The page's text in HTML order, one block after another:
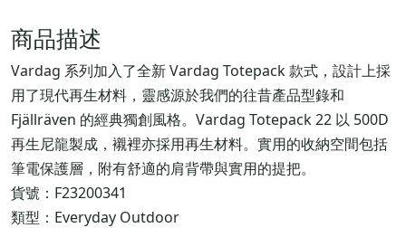
商品描述
Vardag 系列加入了全新 Vardag Totepack 款式，設計上採
用了現代再生材料，靈感源於我們的往昔產品型錄和
Fjällräven 的經典獨創風格。Vardag Totepack 22 以 500D
再生尼龍製成，襯裡亦採用再生材料。實用的收納空間包括
筆電保護層，附有舒適的肩背帶與實用的提把。
貨號：F23200341
類型：Everyday Outdoor